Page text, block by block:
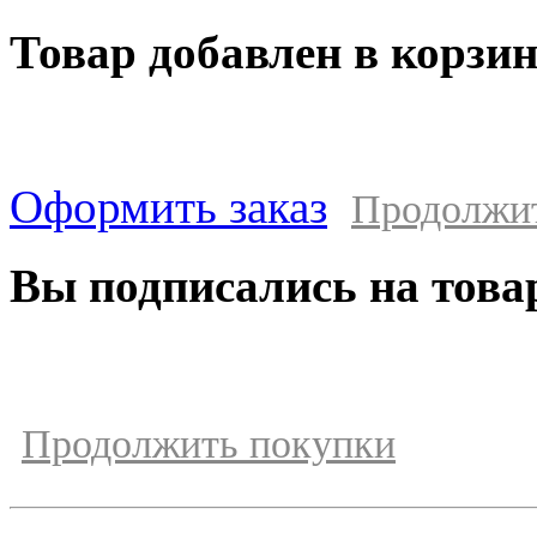
Товар добавлен в
Оформить заказ
Вы подписались на
Продолжить покупки